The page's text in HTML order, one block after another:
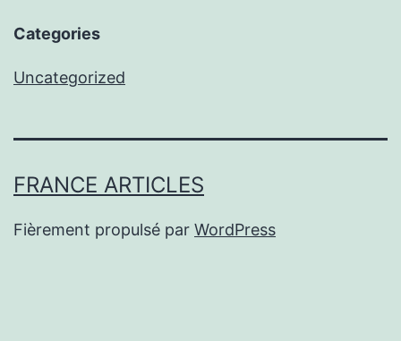
Categories
Uncategorized
FRANCE ARTICLES
Fièrement propulsé par WordPress